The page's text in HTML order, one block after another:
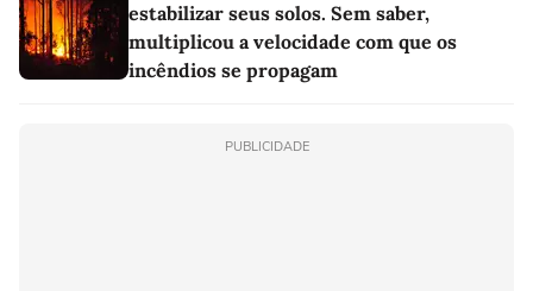
estabilizar seus solos. Sem saber,
multiplicou a velocidade com que os
incêndios se propagam
PUBLICIDADE